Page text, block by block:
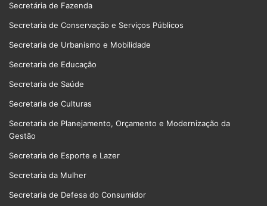
Secretária de Fazenda
Secretaria de Conservação e Serviços Públicos
Secretaria de Urbanismo e Mobilidade
Secretaria de Educação
Secretaria de Saúde
Secretaria de Culturas
Secretaria de Planejamento, Orçamento e Modernização da
Gestão
Secretaria de Esporte e Lazer
Secretaria da Mulher
Secretaria de Defesa do Consumidor